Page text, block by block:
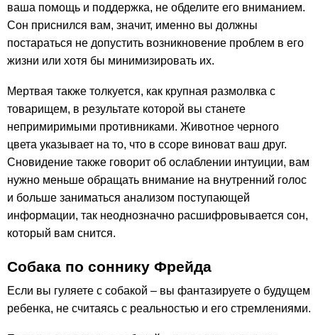
ваша помощь и поддержка, не обделите его вниманием.
Сон приснился вам, значит, именно вы должны
постараться не допустить возникновение проблем в его
жизни или хотя бы минимизировать их.
Мертвая также толкуется, как крупная размолвка с
товарищем, в результате которой вы станете
непримиримыми противниками. Животное черного
цвета указывает на то, что в ссоре виноват ваш друг.
Сновидение также говорит об ослаблении интуиции, вам
нужно меньше обращать внимание на внутренний голос
и больше заниматься анализом поступающей
информации, так неоднозначно расшифровывается сон,
который вам снится.
Собака по соннику Фрейда
Если вы гуляете с собакой – вы фантазируете о будущем
ребенка, не считаясь с реальностью и его стремлениями.